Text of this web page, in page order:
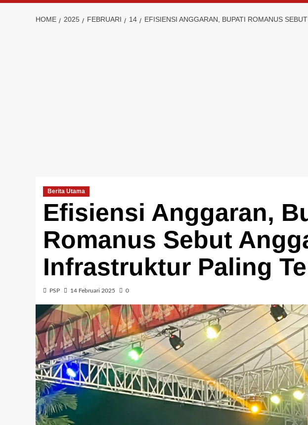
HOME 2025 FEBRUARI 14 EFISIENSI ANGGARAN, BUPATI ROMANUS
Berita Utama
Efisiensi Anggaran,
Romanus Sebut
Infrastruktur Paling
PSP 14 Februari 2025 0